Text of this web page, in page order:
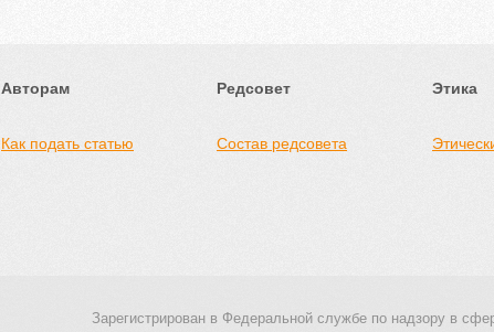
Авторам
Как подать статью
Редсовет
Состав редсовета
Этика
Зарегистрирован в Федеральной службе по надзору в